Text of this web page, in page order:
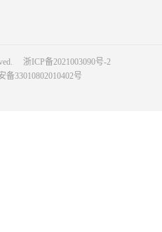
浙ICP备2021003090号-2
备33010802010402号